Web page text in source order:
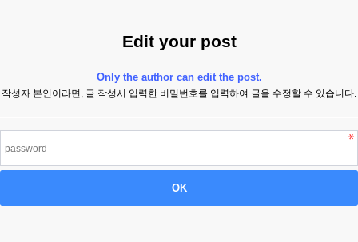
Edit your post
Only the author can edit the post.
작성자 본인이라면, 글 작성시 입력한 비밀번호를 입력하여 글을 수정할 수 있습니다.